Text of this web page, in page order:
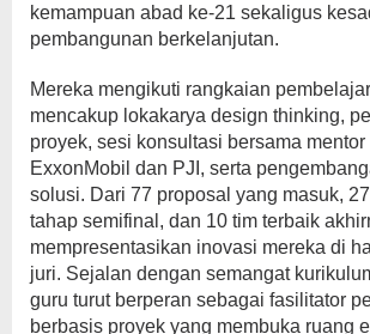
kemampuan abad ke-21 sekaligus
pembangunan berkelanjutan.
Mereka mengikuti rangkaian
mencakup lokakarya design thinking,
proyek, sesi konsultasi bersama
ExxonMobil dan PJI, serta
solusi. Dari 77 proposal yang masuk,
tahap semifinal, dan 10 tim terbaik
mempresentasikan inovasi mereka di
juri. Sejalan dengan semangat
guru turut berperan sebagai fasilitator
berbasis proyek yang membuka ruang